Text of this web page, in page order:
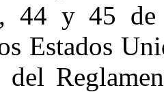
44 y 45 de
Estados